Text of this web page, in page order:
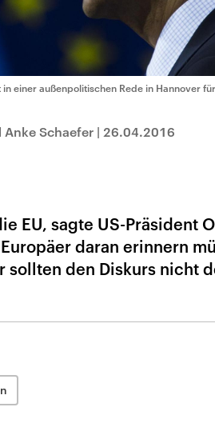
einer außenpolitischen Rede in Hannover
Anke Schaefer | 26.04.2016
EU, sagte US-Präsident
daran erinnern
sollten den Diskurs nicht